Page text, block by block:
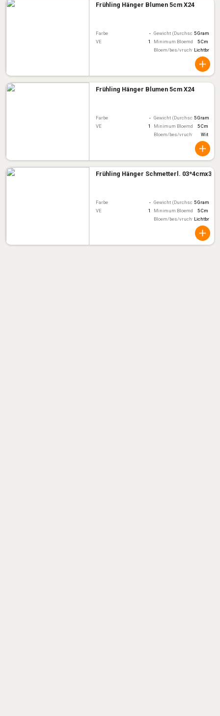
Frühling Hänger Blumen 5cm X24
Farbe - Gewicht (Durchschnitt)
5 Gram
VE
1 Minimum Bloemdiameter
5 Cm
Bloem/bes/vruchtkleurLichtbruin
Frühling Hänger Blumen 5cm X24
Farbe - Gewicht (Durchschnitt)
5 Gram
VE
1 Minimum Bloemdiameter
5 Cm
Bloem/bes/vruchtkleurWit
Frühling Hänger Schmetterl. 03*4cmx36
Farbe - Gewicht (Durchschnitt)
5 Gram
VE
1 Minimum Bloemdiameter
5 Cm
Bloem/bes/vruchtkleurLichtbruin